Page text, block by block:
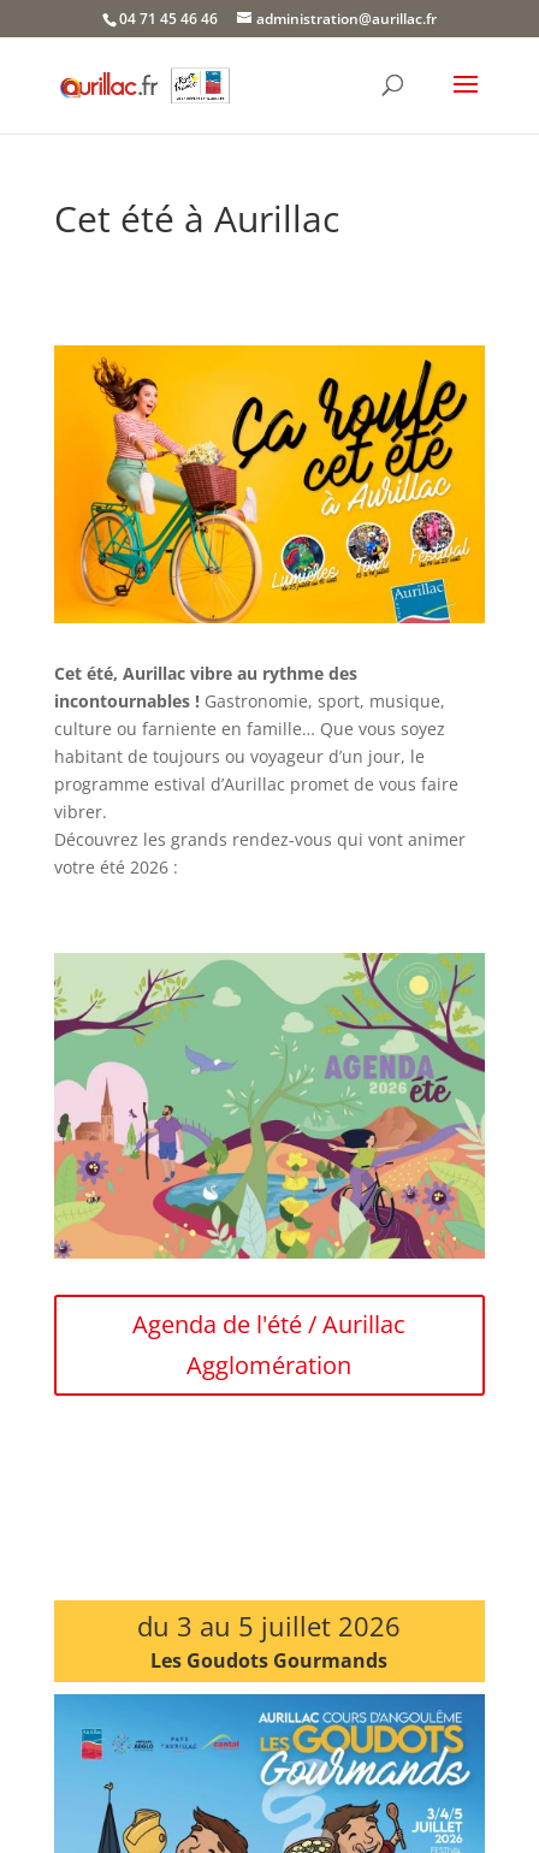
04 71 45 46 46 administration@aurillac.fr
Cet été à Aurillac
Cet été, Aurillac vibre au rythme des
incontournables !Gastronomie, sport, musique,
culture ou farniente en famille… Que vous soyez
habitant de toujours ou voyageur d’un jour, le
programme estival d’Aurillac promet de vous faire
vibrer.
Découvrez les grands rendez-vous qui vont animer
votre été 2026 :
Agenda de l'été / Aurillac
Agglomération
du 3 au 5 juillet 2026
Les Goudots Gourmands